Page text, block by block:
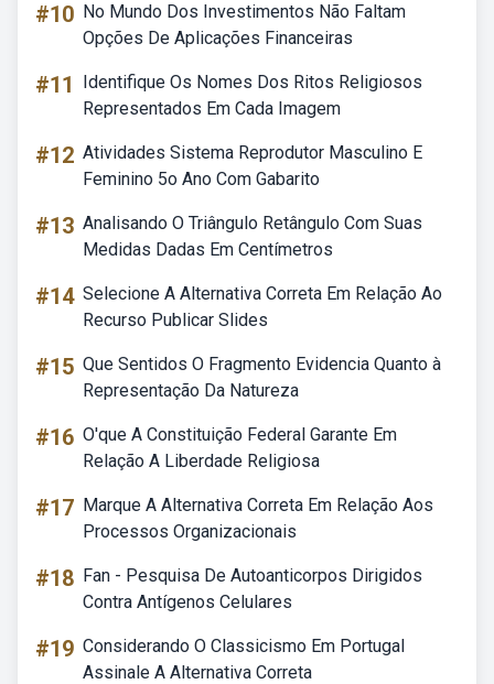
#10 No Mundo Dos Investimentos Não Faltam
Opções De Aplicações Financeiras
#11
Identifique Os Nomes Dos Ritos Religiosos
Representados Em Cada Imagem
#12 Atividades Sistema Reprodutor Masculino E
Feminino 5o Ano Com Gabarito
#13 Analisando O Triângulo Retângulo Com Suas
Medidas Dadas Em Centímetros
#14 Selecione A Alternativa Correta Em Relação Ao
Recurso Publicar Slides
#15 Que Sentidos O Fragmento Evidencia Quanto à
Representação Da Natureza
#16 O'que A Constituição Federal Garante Em
Relação A Liberdade Religiosa
#17 Marque A Alternativa Correta Em Relação Aos
Processos Organizacionais
#18 Fan - Pesquisa De Autoanticorpos Dirigidos
Contra Antígenos Celulares
#19 Considerando O Classicismo Em Portugal
Assinale A Alternativa Correta